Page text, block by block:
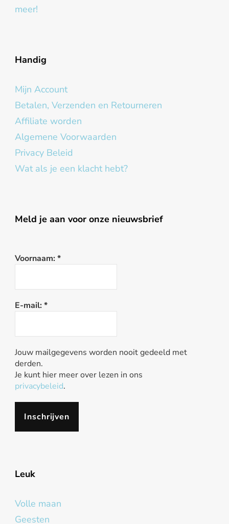
meer!
Handig
Mijn Account
Betalen, Verzenden en Retourneren
Affiliate worden
Algemene Voorwaarden
Privacy Beleid
Wat als je een klacht hebt?
Meld je aan voor onze nieuwsbrief
Voornaam: *
E-mail: *
Jouw mailgegevens worden nooit gedeeld met
derden.
Je kunt hier meer over lezen in ons
privacybeleid.
Leuk
Volle maan
Geesten